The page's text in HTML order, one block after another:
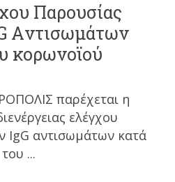
Παρουσίας
Aντισωμάτων
κορωνοϊού
παρέχεται η
ελέγχου
IgG αντισωμάτων κατά
του ...